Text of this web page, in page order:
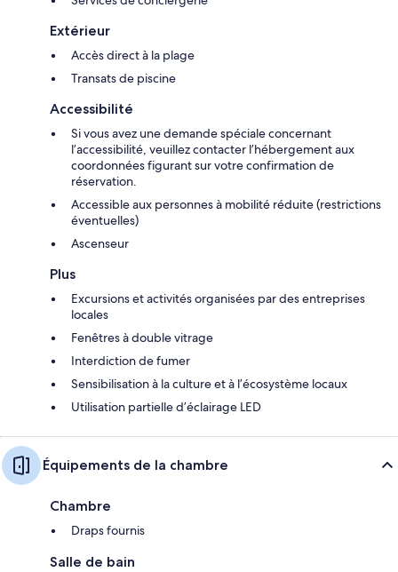
Extérieur
Accès direct à la plage
Transats de piscine
Accessibilité
Si vous avez une demande spéciale concernant
l’accessibilité, veuillez contacter l’hébergement aux
coordonnées figurant sur votre confirmation de
réservation.
Accessible aux personnes à mobilité réduite (restrictions
éventuelles)
Ascenseur
Plus
Excursions et activités organisées par des entreprises
locales
Fenêtres à double vitrage
Interdiction de fumer
Sensibilisation à la culture et à l’écosystème locaux
Utilisation partielle d’éclairage LED
Équipements de la chambre
Chambre
Draps fournis
Salle de bain